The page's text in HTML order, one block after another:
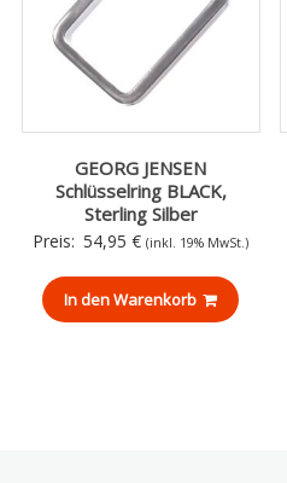
GEORG JENSEN
Schlüsselring BLACK,
Sterling Silber
Preis: 54,95€ (inkl. 19% MwSt.)
In den Warenkorb